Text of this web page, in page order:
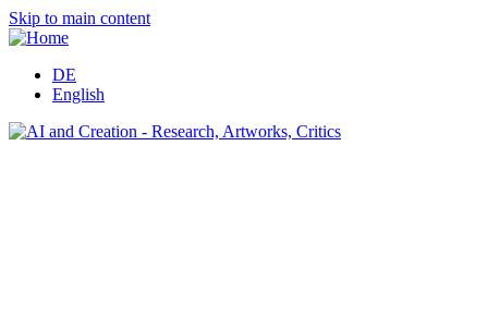
Skip to main content
DE
English